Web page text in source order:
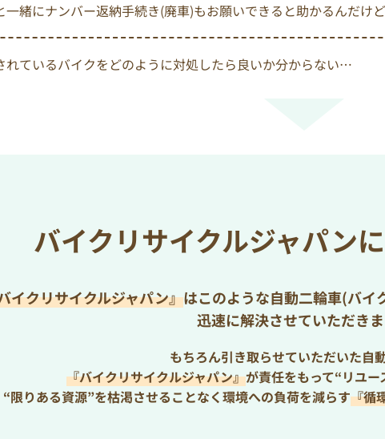
一緒にナンバー返納手続き(廃車)もお願いできると助かるんだけ
れているバイクをどのように対処したら良いか分からない…
バイクリサイクルジャパン
イクリサイクルジャパン』はこのような自動二輪車(バイ
迅速に解決させていただきま
もちろん引き取らせていただいた自
『バイクリサイクルジャパン』が責任をもって“リユー
“限りある資源”を枯渇させることなく環境への負荷を減らす『循